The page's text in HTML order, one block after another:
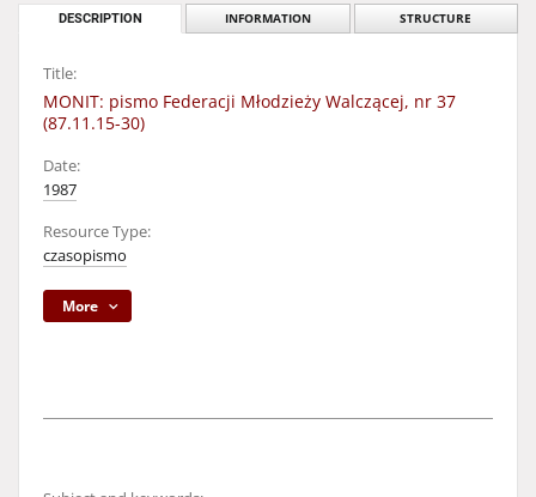
DESCRIPTION INFORMATION STRUCTURE
Title:
MONIT: pismo Federacji Młodzieży Walczącej, nr 37
(87.11.15-30)
Date:
1987
Resource Type:
czasopismo
More